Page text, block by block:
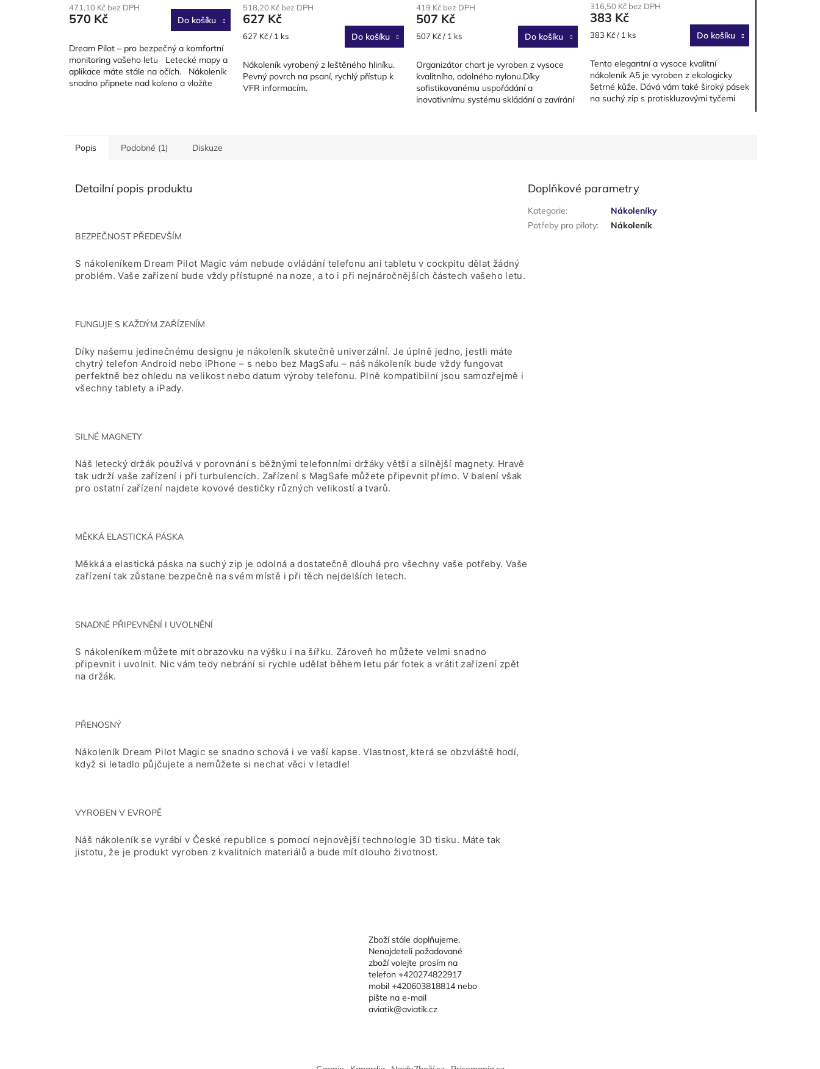
produktu
je
z
5
hvězdiček.
471,10 Kč bez DPH
570 Kč Do košíku
Dream Pilot – pro bezpečný a komfortní
monitoring vašeho letu Letecké mapy a
aplikace máte stále na očích. Nákoleník
snadno připnete nad koleno a vložíte
518,20 Kč bez DPH
627 Kč
Měrná
627 Kč / 1 ks Do košíku
Nákoleník vyrobený z leštěného hliníku.
Pevný povrch na psaní, rychlý přístup k
VFR informacím.
419 Kč bez DPH
507 Kč
Měrná
507 Kč / 1 ks Do košíku
Organizátor chart je vyroben z vysoce
kvalitního, odolného nylonu.Díky
sofistikovanému uspořádání a
inovativnímu systému skládání a zavírání
produktu
je
3,3
hvězdiček.
316,50 Kč bez DPH
383 Kč
Měrná
383 Kč / 1 ks Do košíku
Tento elegantní a vysoce kvalitní
nákoleník A5 je vyroben z ekologicky
šetrné kůže. Dává vám také široký pásek
na suchý zip s protiskluzovými tyčemi
Popis Podobné (1) Diskuze
Detailní popis produktu
BEZPEČNOST PŘEDEVŠÍM
S nákoleníkem Dream Pilot Magic vám nebude ovládání telefonu ani tabletu v cockpitu dělat žádný
problém. Vaše zařízení bude vždy přístupné na noze, a to i při nejnáročnějších částech vašeho letu.
FUNGUJE S KAŽDÝM ZAŘÍZENÍM
Díky našemu jedinečnému designu je nákoleník skutečně univerzální. Je úplně jedno, jestli máte
chytrý telefon Android nebo iPhone – s nebo bez MagSafu – náš nákoleník bude vždy fungovat
perfektně bez ohledu na velikost nebo datum výroby telefonu. Plně kompatibilní jsou samozřejmě i
všechny tablety a iPady.
SILNÉ MAGNETY
Náš letecký držák používá v porovnání s běžnými telefonními držáky větší a silnější magnety. Hravě
tak udrží vaše zařízení i při turbulencích. Zařízení s MagSafe můžete připevnit přímo. V balení však
pro ostatní zařízení najdete kovové destičky různých velikostí a tvarů.
MĚKKÁ ELASTICKÁ PÁSKA
Měkká a elastická páska na suchý zip je odolná a dostatečně dlouhá pro všechny vaše potřeby. Vaše
zařízení tak zůstane bezpečně na svém místě i při těch nejdelších letech.
SNADNÉ PŘIPEVNĚNÍ I UVOLNĚNÍ
S nákoleníkem můžete mít obrazovku na výšku i na šířku. Zároveň ho můžete velmi snadno
připevnit i uvolnit. Nic vám tedy nebrání si rychle udělat během letu pár fotek a vrátit zařízení zpět
na držák.
PŘENOSNÝ
Nákoleník Dream Pilot Magic se snadno schová i ve vaší kapse. Vlastnost, která se obzvláště hodí,
když si letadlo půjčujete a nemůžete si nechat věci v letadle!
VYROBEN V EVROPĚ
Náš nákoleník se vyrábí v České republice s pomocí nejnovější technologie 3D tisku. Máte tak
jistotu, že je produkt vyroben z kvalitních materiálů a bude mít dlouho životnost.
Doplňkové parametry
Kategorie:
Nákoleníky
Potřeby pro piloty: Nákoleník
Zboží stále doplňujeme.
Nenajdeteli požadované
zboží volejte prosím na
telefon +420274822917
mobil +420603818814 nebo
pište na e-mail
aviatik@aviatik.cz